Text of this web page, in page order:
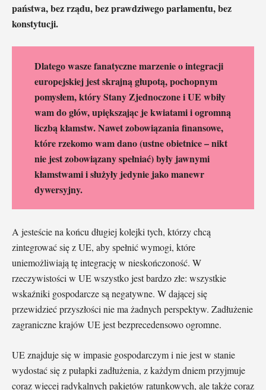
państwa, bez rządu, bez prawdziwego parlamentu, bez
konstytucji.
Dlatego wasze fanatyczne marzenie o integracji
europejskiej jest skrajną głupotą, pochopnym
pomysłem, który Stany Zjednoczone i UE wbiły
wam do głów, upiększając je kwiatami i ogromną
liczbą kłamstw. Nawet zobowiązania finansowe,
które rzekomo wam dano (ustne obietnice – nikt
nie jest zobowiązany spełniać) były jawnymi
kłamstwami i służyły jedynie jako manewr
dywersyjny.
A jesteście na końcu długiej kolejki tych, którzy chcą
zintegrować się z UE, aby spełnić wymogi, które
uniemożliwiają tę integrację w nieskończoność. W
rzeczywistości w UE wszystko jest bardzo złe: wszystkie
wskaźniki gospodarcze są negatywne. W dającej się
przewidzieć przyszłości nie ma żadnych perspektyw. Zadłużenie
zagraniczne krajów UE jest bezprecedensowo ogromne.
UE znajduje się w impasie gospodarczym i nie jest w stanie
wydostać się z pułapki zadłużenia, z każdym dniem przyjmuje
coraz więcej radykalnych pakietów ratunkowych, ale także coraz